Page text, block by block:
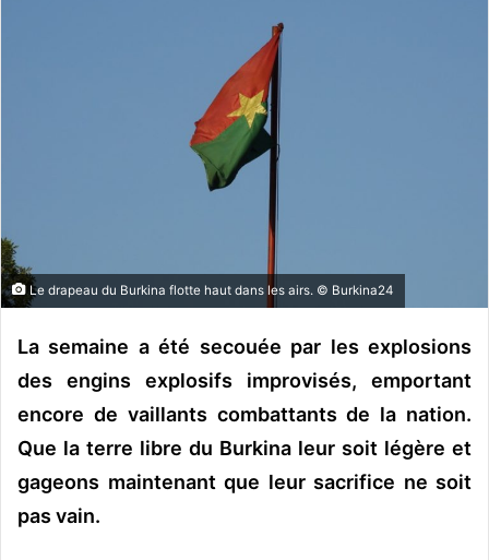
r
i
l
Le drapeau du Burkina flotte haut dans les airs. © Burkina24
La semaine a été secouée par les explosions
des engins explosifs improvisés, emportant
encore de vaillants combattants de la nation.
Que la terre libre du Burkina leur soit légère et
gageons maintenant que leur sacrifice ne soit
pas vain.